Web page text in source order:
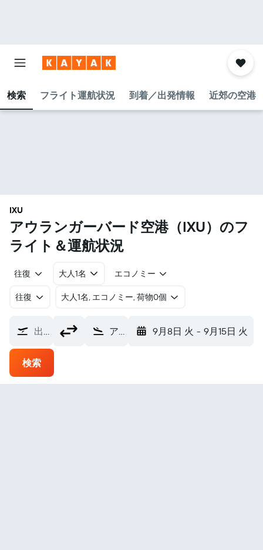
検索 フライト運航状況 到着／出発情報 近郊の空港
IXU
アウランガーバード空港​（IXU​）のフ
ライト＆運航状況
往復 大人1名 エコノミー
往復 ​大人1名, エコノミー, 荷物0個
出発地 アウランガーバード空港 (IXU) 9月8日 火 - 9月15日 火
検索